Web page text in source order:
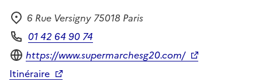
Adresse
6 Rue Versigny 75018 Paris
Téléphone
01 42 64 90 74
Site internet
https://www.supermarchesg20.com/
Itinéraire